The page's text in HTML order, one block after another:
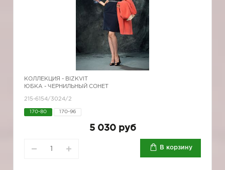
КОЛЛЕКЦИЯ - BIZKVIT
ЮБКА - ЧЕРНИЛЬНЫЙ СОНЕТ
215-6154/3024/2
170-80 170-96
5 030 руб
В корзину